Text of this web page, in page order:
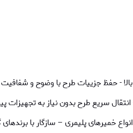
- حفظ جزییات طرح با وضوح و شفافیت
انتقال سریع طرح بدون نیاز به تجهیزات
خمیرهای پلیمری – سازگار با برندهای